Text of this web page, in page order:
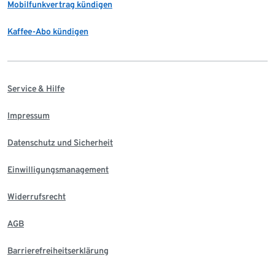
Mobilfunkvertrag kündigen
Kaffee-Abo kündigen
Service & Hilfe
Impressum
Datenschutz und Sicherheit
Einwilligungsmanagement
Widerrufsrecht
AGB
Barrierefreiheitserklärung